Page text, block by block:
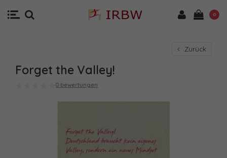
0
Zurück
Forget the Valley!
0 bewertungen